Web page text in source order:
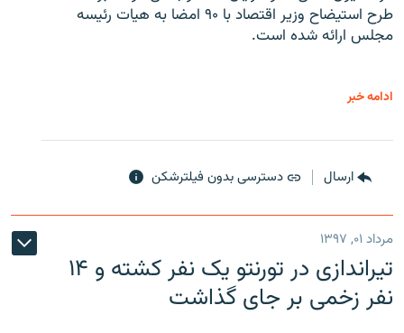
طرح استیضاح وزیر اقتصاد با ۹۰ امضا به هیات رئیسه
مجلس ارائه شده است.
ادامه خبر
ارسال دسترسی بدون فیلترشکن
مرداد ۰۱, ۱۳۹۷
تیراندازی در تورنتو یک نفر کشته و ۱۴
نفر زخمی بر جای گذاشت